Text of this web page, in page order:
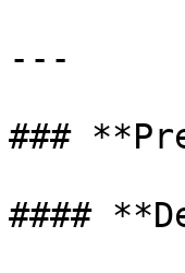
---
###
####